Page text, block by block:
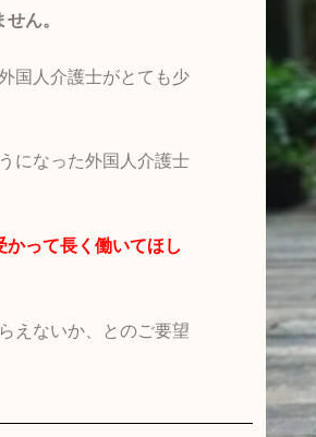
ん。
国人介護士がとても少
になった外国人介護士
って長く働いてほし
えないか、とのご要望